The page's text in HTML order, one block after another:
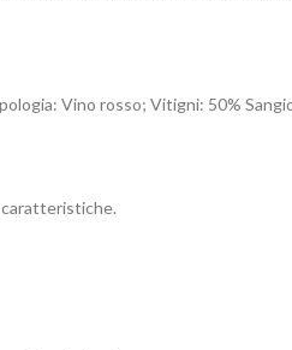
Vino rosso; Vitigni: 50%
caratteristiche.